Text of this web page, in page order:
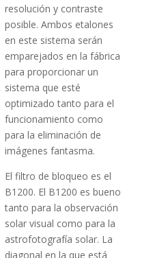
resolución y contraste
posible. Ambos etalones
en este sistema serán
emparejados en la fábrica
para proporcionar un
sistema que esté
optimizado tanto para el
funcionamiento como
para la eliminación de
imágenes fantasma.
El filtro de bloqueo es el
B1200. El B1200 es bueno
tanto para la observación
solar visual como para la
astrofotografía solar. La
diagonal en la que está